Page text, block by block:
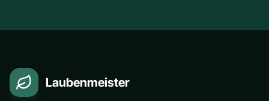
Laubenmeister